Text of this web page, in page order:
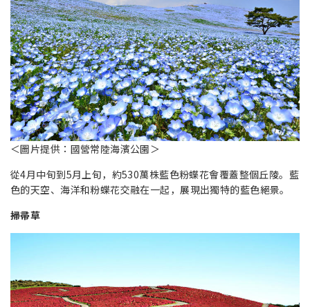
＜圖片提供：國營常陸海濱公園＞
從4月中旬到5月上旬，約530萬株藍色粉蝶花會覆蓋整個丘陵。藍
色的天空、海洋和粉蝶花交融在一起，展現出獨特的藍色絕景。
掃帚草